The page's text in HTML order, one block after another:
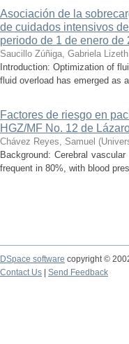
Asociación de la
de cuidados intensivos
periodo de 1 de enero
Saucillo Zúñiga, Gabriela Lizeth
Introduction: Optimization of
fluid overload has emerged as
Factores de riesgo en
HGZ/MF No. 12 de
Chávez Reyes, Samuel (
Background: Cerebral
frequent in 80%, with blood
DSpace software copyright ©
Contact Us
Send Feedback